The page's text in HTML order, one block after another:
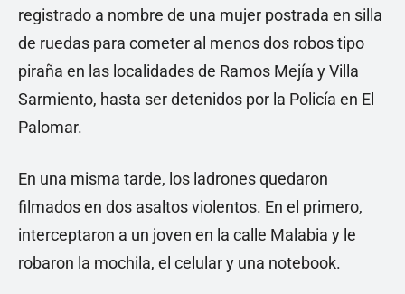
registrado a nombre de una mujer postrada en silla
de ruedas para cometer al menos dos robos tipo
piraña en las localidades de Ramos Mejía y Villa
Sarmiento, hasta ser detenidos por la Policía en El
Palomar.
En una misma tarde, los ladrones quedaron
filmados en dos asaltos violentos. En el primero,
interceptaron a un joven en la calle Malabia y le
robaron la mochila, el celular y una notebook.